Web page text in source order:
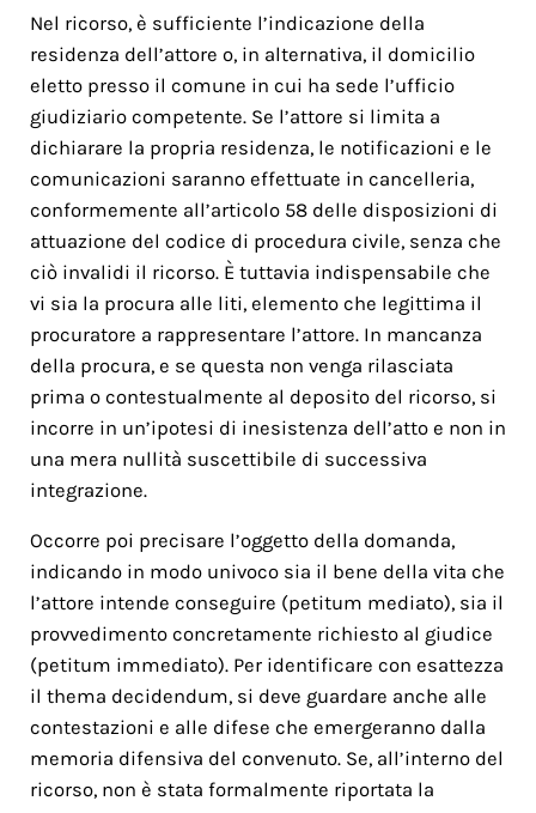
Nel ricorso, è sufficiente l’indicazione della
residenza dell’attore o, in alternativa, il domicilio
eletto presso il comune in cui ha sede l’ufficio
giudiziario competente. Se l’attore si limita a
dichiarare la propria residenza, le notificazioni e le
comunicazioni saranno effettuate in cancelleria,
conformemente all’articolo 58 delle disposizioni di
attuazione del codice di procedura civile, senza che
ciò invalidi il ricorso. È tuttavia indispensabile che
vi sia la procura alle liti, elemento che legittima il
procuratore a rappresentare l’attore. In mancanza
della procura, e se questa non venga rilasciata
prima o contestualmente al deposito del ricorso, si
incorre in un’ipotesi di inesistenza dell’atto e non in
una mera nullità suscettibile di successiva
integrazione.
Occorre poi precisare l’oggetto della domanda,
indicando in modo univoco sia il bene della vita che
l’attore intende conseguire (petitum mediato), sia il
provvedimento concretamente richiesto al giudice
(petitum immediato). Per identificare con esattezza
il thema decidendum, si deve guardare anche alle
contestazioni e alle difese che emergeranno dalla
memoria difensiva del convenuto. Se, all’interno del
ricorso, non è stata formalmente riportata la